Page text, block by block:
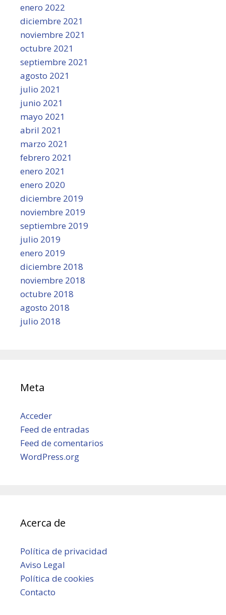
enero 2022
diciembre 2021
noviembre 2021
octubre 2021
septiembre 2021
agosto 2021
julio 2021
junio 2021
mayo 2021
abril 2021
marzo 2021
febrero 2021
enero 2021
enero 2020
diciembre 2019
noviembre 2019
septiembre 2019
julio 2019
enero 2019
diciembre 2018
noviembre 2018
octubre 2018
agosto 2018
julio 2018
Meta
Acceder
Feed de entradas
Feed de comentarios
WordPress.org
Acerca de
Política de privacidad
Aviso Legal
Política de cookies
Contacto